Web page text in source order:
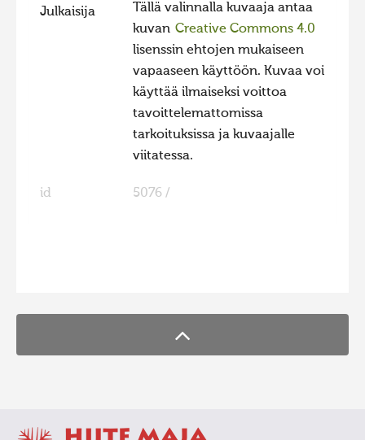
Julkaisija
Tällä valinnalla kuvaaja antaa
kuvan Creative Commons 4.0
lisenssin ehtojen mukaiseen
vapaaseen käyttöön. Kuvaa voi
käyttää ilmaiseksi voittoa
tavoittelemattomissa
tarkoituksissa ja kuvaajalle
viitatessa.
id 5076 /